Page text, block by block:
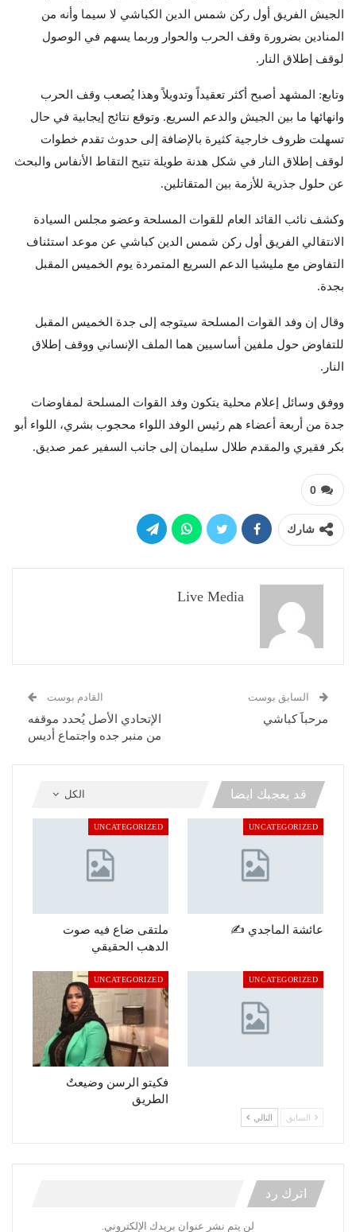
الجيش الفريق أول ركن شمس الدين الكباشي لا سيما وأنه من
المنادين بضرورة وقف الحرب والحوار وربما يسهم في الوصول
لوقف إطلاق النار.
وتابع: المشهد أصبح أكثر تعقيداً وتدويلاً وهذا يُصعب وقف الحرب
وانهائها ما بين الجيش والدعم السريع. وتوقع نتائج إيجابية في حال
تسهلت ظروف خارجية كثيرة بالإضافة إلى حدوث تقدم خطوات
لوقف إطلاق النار في شكل هدنة طويلة تتيح التقاط الأنفاس والبحث
عن حلول جذرية للأزمة بين المتقاتلين.
وكشف نائب القائد العام للقوات المسلحة وعضو مجلس السيادة
الانتقالي الفريق أول ركن شمس الدين كباشي عن موعد استئناف
التفاوض مع مليشيا الدعم السريع المتمردة يوم الخميس المقبل
بجدة.
وقال إن وفد القوات المسلحة سيتوجه إلى جدة الخميس المقبل
للتفاوض حول ملفين أساسيين هما الملف الإنساني ووقف إطلاق
النار.
ووفق وسائل إعلام محلية يتكون وفد القوات المسلحة لمفاوضات
جدة من أربعة أعضاء هم رئيس الوفد اللواء محجوب بشري، اللواء أبو
بكر فقيري والمقدم طلال سليمان إلى جانب السفير عمر صديق.
0
شارك
Live Media
السابق بوست
مرحباََ كباشي
القادم بوست
الإتحادي الأصل يُحدد موقفه
من منبر جده واجتماع أديس
الكل قد يعجبك ايضا
UNCATEGORIZED
عائشة الماجدي ✍️
UNCATEGORIZED
ملتقى ضاع فيه صوت
الدهب الحقيقي
UNCATEGORIZED
UNCATEGORIZED
فكيتو الرسن وضيعتٌ
الطريق
السابق التالي
اترك رد
لن يتم نشر عنوان بريدك الإلكتروني.